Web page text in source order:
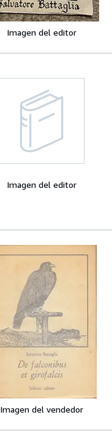
Imagen del editor
Imagen del editor
Imagen del vendedor